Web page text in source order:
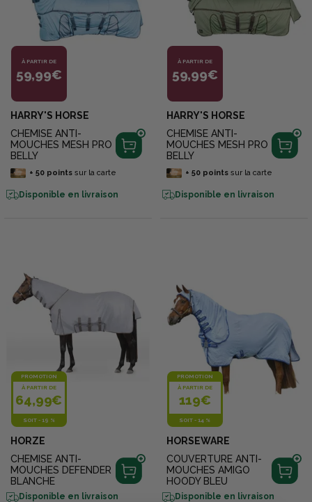
À PARTIR DE
59,99€
HARRY'S HORSE
CHEMISE ANTI-
MOUCHES MESH PRO
BELLY
+ 50pointssur la carte
Disponible en livraison
À PARTIR DE
59,99€
HARRY'S HORSE
CHEMISE ANTI-
MOUCHES MESH PRO
BELLY
+ 50pointssur la carte
Disponible en livraison
PROMOTION
À PARTIR DE
64,99€
SOIT - 19 %
HORZE
CHEMISE ANTI-
MOUCHES DEFENDER
BLANCHE
Disponible en livraison
PROMOTION
À PARTIR DE
119€
SOIT -14 %
HORSEWARE
COUVERTURE ANTI-
MOUCHES AMIGO
HOODY BLEU
Disponible en livraison